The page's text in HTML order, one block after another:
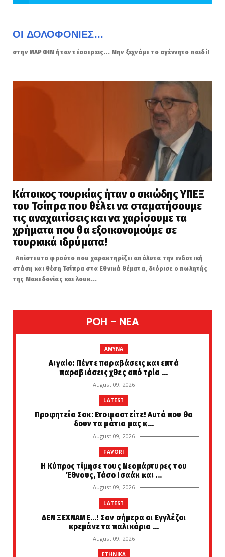
ΟΙ ΔΟΛΟΦΟΝΙΕΣ...
στην ΜΑΡΦΙΝ ήταν τέσσερεις... Μην ξεχνάμε το αγέννητο παιδί!
Κάτοικος τουρκίας ήταν ο σκιώδης ΥΠΕΞ
του Τσίπρα που θέλει να σταματήσουμε
τις αναχαιτίσεις και να χαρίσουμε τα
χρήματα που θα εξοικονομούμε σε
τουρκικά ιδρύματα!
Απίστευτο φρούτο που χαρακτηρίζει απόλυτα την ενδοτική
στάση και θέση Τσίπρα στα Εθνικά θέματα, διόρισε ο πωλητής
της Μακεδονίας και λουκ...
POH - NEA
AMYNA
Αιγαίο: Πέντε παραβάσεις και επτά
παραβιάσεις χθες από τρία ...
August 09, 2026
LATEST
Προφητεία Σοκ: Ετοιμαστείτε! Αυτά που θα
δουν τα μάτια μας κ...
August 09, 2026
FAVORI
Η Κύπρος τίμησε τους Νεομάρτυρες του
Έθνους, Τάσο Ισαάκ και ...
August 09, 2026
LATEST
ΔΕΝ ΞΕΧΝΑΜΕ...! Σαν σήμερα οι Εγγλέζοι
κρεμάνε τα παλικάρια ...
August 09, 2026
ETHNIKA